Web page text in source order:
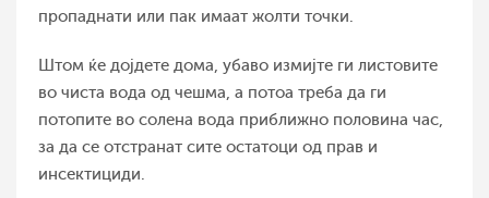
пропаднати или пак имаат жолти точки.
Штом ќе дојдете дома, убаво измијте ги листовите
во чиста вода од чешма, а потоа треба да ги
потопите во солена вода приближно половина час,
за да се отстранат сите остатоци од прав и
инсектициди.